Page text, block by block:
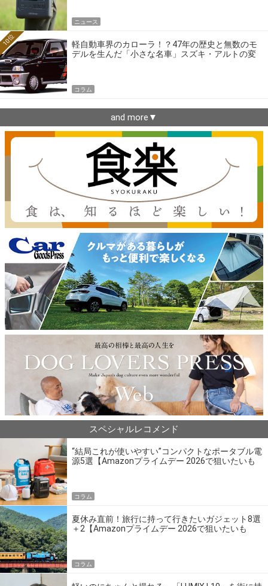
ニュース
軽自動車界のカローラ！？47年の歴史と無数のモ
デルを生んだ「小さな名車」スズキ・アルトの変
10位
コラム
and more▼
スペシャルレコメンド
“結局これが使いやすい”コンパクトなポータブル電
源5選【Amazonプライムデー 2026で狙いたいも
コラム
夏休み直前！旅行に持って行きたいガジェット8選
＋2【Amazonプライムデー 2026で狙いたいも
コラム